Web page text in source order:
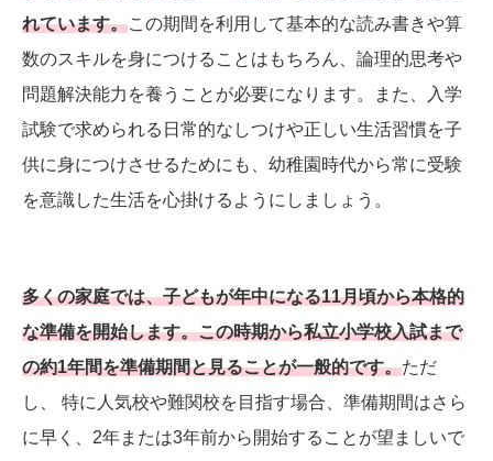
れています。この期間を利用して基本的な読み書きや算
数のスキルを身につけることはもちろん、論理的思考や
問題解決能力を養うことが必要になります。また、入学
試験で求められる日常的なしつけや正しい生活習慣を子
供に身につけさせるためにも、幼稚園時代から常に受験
を意識した生活を心掛けるようにしましょう。
多くの家庭では、子どもが年中になる11月頃から本格的
な準備を開始します。この時期から私立小学校入試まで
の約1年間を準備期間と見ることが一般的です。ただ
し、 特に人気校や難関校を目指す場合、準備期間はさら
に早く、2年または3年前から開始することが望ましいで